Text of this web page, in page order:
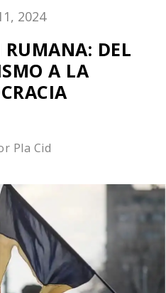
2024
RUMANA: DEL
A LA
Pla Cid